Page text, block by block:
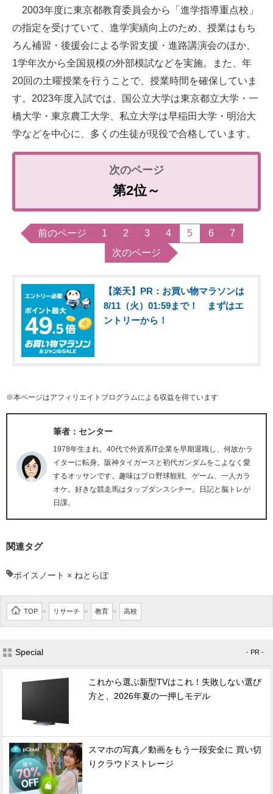
2003年度に東京都教育委員会から「進学指導重点校」
の指定を受けていて、進学実績向上のため、授業はもち
ろん補習・後援会による学習支援・進路講演会のほか、
1学年次から全国規模の外部模試などを実施。また、年
20回の土曜授業を行うことで、授業時間を確保していま
す。2023年度入試では、国公立大学は東京都立大学・一
橋大学・東京農工大学、私立大学は早稲田大学・明治大
学などを中心に、多くの生徒が現役で合格しています。
第2位～
前のページ 1 2 3 4 5 6
7
次のページ
【楽天】PR：お買い物マラソンは
8/11（火）01:59まで！ まずはエ
ントリーから！
※本ページはアフィリエイトプログラムによる収益を得ています
筆者：センター
1978年生まれ。40代で外資系IT企業を早期退職し、何故かラ
イターに転身。阪神タイガースと初代ガンダムをこよなく愛
するオッサンです。趣味はプロ野球観戦、ゲーム、一人カラ
オケ。好きな競走馬はタップダンスシチー。日記と脳トレが
日課。
関連タグ
ボイスノート × ねとらぼ
TOP > リサーチ > 教育 > 高校
Special - PR -
これから選ぶ新型TVはこれ！失敗しない選び
方と、2026年夏の一押しモデル
スマホの写真／動画をもう一段安全に 買い切
りクラウドストレージ